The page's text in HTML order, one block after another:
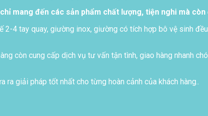
mang đến các sản phẩm chất lượng, tiện nghi mà
4 tay quay, giường inox, giường có tích hợp bô vệ sinh
còn cung cấp dịch vụ tư vấn tận tình, giao hàng nhanh
giải pháp tốt nhất cho từng hoàn cảnh của khách hàng..